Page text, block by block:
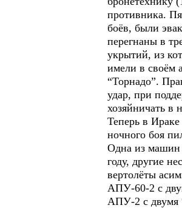
противника.
боёв, были
перегнаны в
укрытий, из
имели в своём
“Торнадо”.
удар, при
хозяйничать в
Теперь в
ночного боя
Одна из машин
году, другие
вертолёты
АПУ-60-2 с
АПУ-2 с двумя